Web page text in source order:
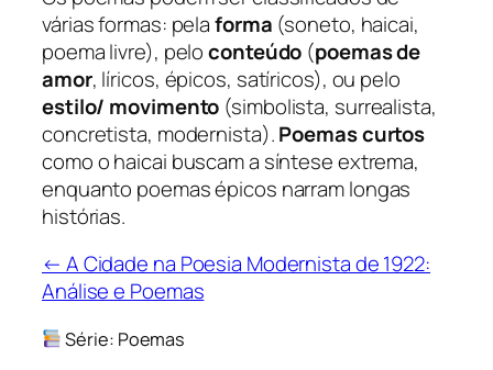
várias formas: pelaforma (soneto, haicai,
poema livre), peloconteúdo (poemas de
amor, líricos, épicos, satíricos), ou pelo
estilo/ movimento (simbolista, surrealista,
concretista, modernista).Poemas curtos
como o haicai buscam a síntese extrema,
enquanto poemas épicos narram longas
histórias.
← A Cidade na Poesia Modernista de 1922:
Análise e Poemas
Série: Poemas